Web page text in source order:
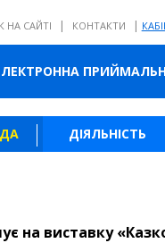
версія сайту
НА САЙТІ | КОНТАКТИ |
ДІЯЛЬНІСТЬ
на виставку